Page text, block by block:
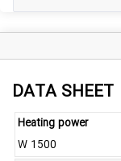
DATA SHEET
Heating power
W 1500